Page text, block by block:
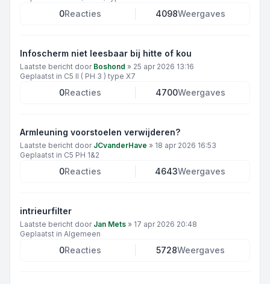
0Reacties 4098Weergaves
Infoscherm niet leesbaar bij hitte of kou
Laatste bericht door Boshond » 25 apr 2026 13:16
Geplaatst in C5 II ( PH 3 ) type X7
0Reacties 4700Weergaves
Armleuning voorstoelen verwijderen?
Laatste bericht door JCvanderHave » 18 apr 2026 16:53
Geplaatst in C5 PH 1&2
0Reacties 4643Weergaves
intrieurfilter
Laatste bericht door Jan Mets » 17 apr 2026 20:48
Geplaatst in Algemeen
0Reacties 5728Weergaves